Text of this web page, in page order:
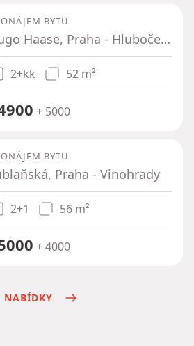
BYTU
Hugo Haase, Praha - Hlubočepy
2+kk 52 m²
+ 5000
BYTU
Praha - Vinohrady
2+1 56 m²
+ 4000
NABÍDKY